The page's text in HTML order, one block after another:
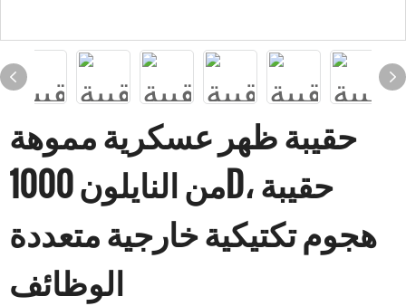
حقيبة ظهر عسكرية مموهة
من النايلون 1000D، حقيبة
هجوم تكتيكية خارجية متعددة
الوظائف